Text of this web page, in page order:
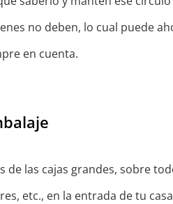
no deben, lo cual puede
en cuenta.
de las cajas grandes, sobre
etc., en la entrada de tu